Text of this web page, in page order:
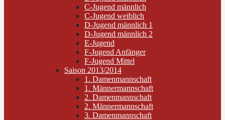
C-Jugend männlich
C-Jugend weiblich
D-Jugend männlich 1
D-Jugend männlich 2
E-Jugend
F-Jugend Anfänger
F-Jugend Mittel
Saison 2013/2014
1. Damenmannschaft
1. Männermannschaft
2. Damenmannschaft
2. Männermannschaft
3. Damenmannschaft